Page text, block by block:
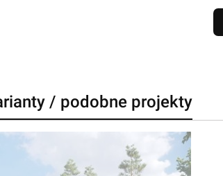
/ podobne projekty